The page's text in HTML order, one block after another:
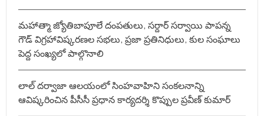
మహాత్మా జ్యోతిబాపూలే దంపతులు, సర్దార్ సర్వాయి పాపన్న
గౌడ్ విగ్రహావిష్కరణల సభలు, ప్రజా ప్రతినిధులు, కుల సంఘాలు
పెద్ద సంఖ్యలో పాల్గొనాలి
లాల్ దర్వాజా ఆలయంలో సింహవాహిని సంకలనాన్ని
ఆవిష్కరించిన పీసీసీ ప్రధాన కార్యదర్శి కొప్పుల ప్రవీణ్ కుమార్